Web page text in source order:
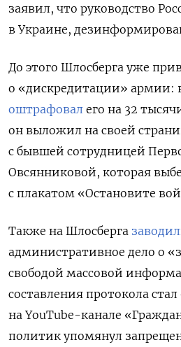
заявил, что руководство
в Украине,
До этого Шлосберга уже
о «дискредитации» армии:
оштрафовал его на 32
он выложил на своей
с бывшей сотрудницей
Овсянниковой, которая
с плакатом «Остановите
Также на Шлосберга
административное дело о
свободой массовой
составления протокола
на YouTube-канале
политик упомянул